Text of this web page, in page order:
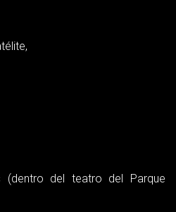
(dentro del teatro del Parque